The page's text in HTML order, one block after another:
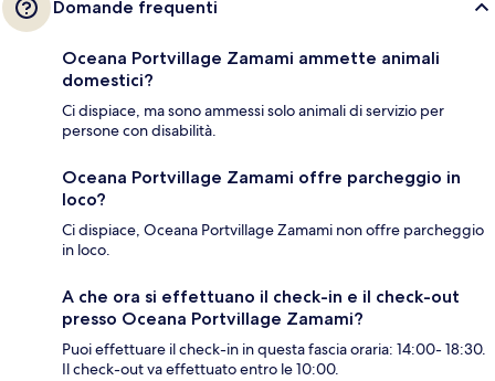
Domande frequenti
Oceana Portvillage Zamami ammette animali
domestici?
Ci dispiace, ma sono ammessi solo animali di servizio per
persone con disabilità.
Oceana Portvillage Zamami offre parcheggio in
loco?
Ci dispiace, Oceana Portvillage Zamami non offre parcheggio
in loco.
A che ora si effettuano il check-in e il check-out
presso Oceana Portvillage Zamami?
Puoi effettuare il check-in in questa fascia oraria: 14:00- 18:30.
Il check-out va effettuato entro le 10:00.